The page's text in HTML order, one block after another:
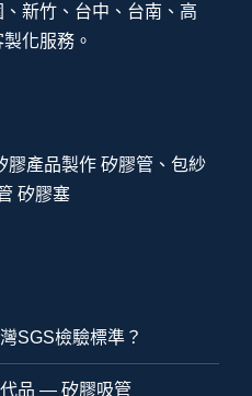
新竹、台中、台南、高
化服務。
膠產品製作 矽膠管、包紗
矽膠塞
SGS檢驗標準？
品 — 矽膠吸管